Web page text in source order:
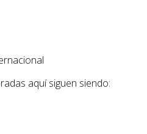
aquí siguen siendo: